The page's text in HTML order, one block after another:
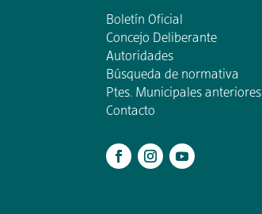
Boletín Oficial
Concejo Deliberante
Autoridades
Búsqueda de normativa
Ptes. Municipales anteriores
Contacto